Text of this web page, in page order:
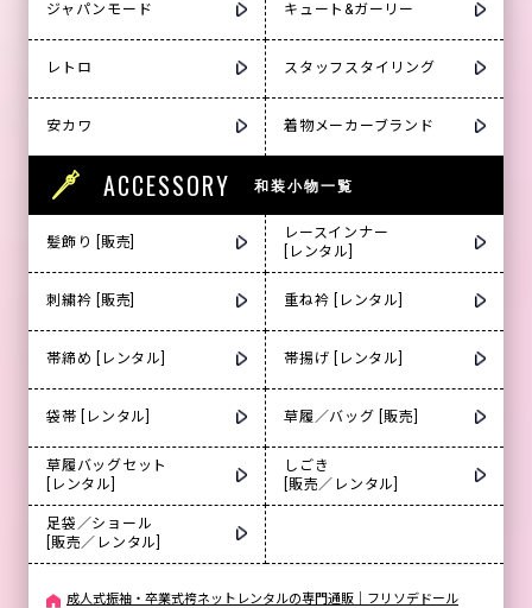
ジャパンモード キュート&ガーリー
レトロ スタッフスタイリング
安カワ 着物メーカーブランド
ACCESSORY 和装小物一覧
髪飾り [販売]
レースインナー
[レンタル]
刺繍衿 [販売] 重ね衿 [レンタル]
帯締め [レンタル] 帯揚げ [レンタル]
袋帯 [レンタル] 草履／バッグ [販売]
草履バッグセット
[レンタル]
しごき
[販売／レンタル]
足袋／ショール
[販売／レンタル]
成人式振袖・卒業式袴ネットレンタルの専門通販｜フリソデドール